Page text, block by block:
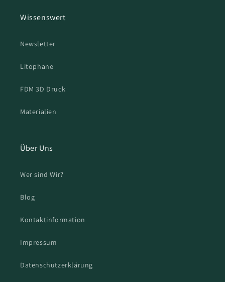
Wissenswert
Newsletter
Litophane
FDM 3D Druck
Materialien
Über Uns
Wer sind Wir?
Blog
Kontaktinformation
Impressum
Datenschutzerklärung